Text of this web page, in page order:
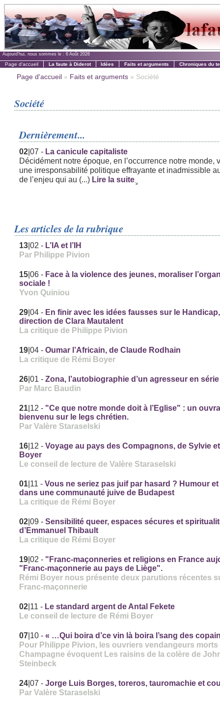
Aujourd'hui, nous sommes le : 6 Août 2026
Page d'accueil La faute à Diderot Idées Faits et arguments Chroniques du
Page d'accueil » Faits et arguments » Société
Société
Dernièrement...
02 |07 - La canicule capitaliste
Décidément notre époque, en l’occurrence notre monde,
une irresponsabilité politique effrayante et inadmissible
de l’enjeu qui au (...) Lire la suite
Les articles de la rubrique
13|02 - L’IA et l’IH
Par Philippe Pivion
15|06 - Face à la violence des jeunes, moraliser
sociale !
Yvon Quiniou
29|04 - En finir avec les idées fausses sur le
direction de Clara Mautalent
La critique de Philippe Pivion
19|04 -Oumar l’Africain, de Claude Rodhain
La critique de Rémi Boyer
26|01 -Zona, l’autobiographie d’un agresseur en série
Par Marc Baudin
21|12 - "Ce que notre monde doit à l’Eglise" : un
bienvenu sur le legs chrétien.
Par Valère Staraselski
16|12 -Voyage au pays des Compagnons, de Sylvie
Boyer
Le conseil de lecture de Valère Staraselski
01|11 -Vous ne seriez pas juif par hasard ? Humour
dans une communauté juive de Budapest
La critique de Rémi Boyer
02|09 -Sensibilité queer, espaces sécures et
d’Emmanuel Thibault
La critique de Rémi Boyer
19|02 - "Franc-maçonneries et religions en France
"Franc-maçonnerie au pays de Liège".
Rémi Boyer nous présente deux parutions récentes
Franc-maçonnerie
02|11 - Le standard argent de Antal Fekete
Le conseil de lecture de Rémi Boyer
07|10 -« …Qui boira d’ce vin là boira l’sang des
Pour Philippe Pivion, les ouvriers vendangeurs morts
Champagne évoquent Les raisins de la colère de
Steinbeck
24|07 -Jorge Luis Borges, toreros, tauromachie et
Par Valère Staraselski